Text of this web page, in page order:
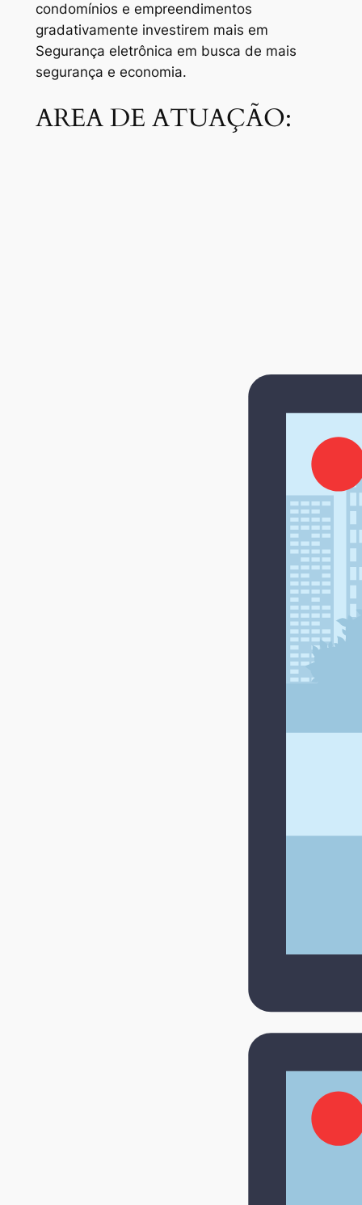
condomínios e empreendimentos
gradativamente investirem mais em
Segurança eletrônica em busca de mais
segurança e economia.
AREA DE ATUAÇÃO: